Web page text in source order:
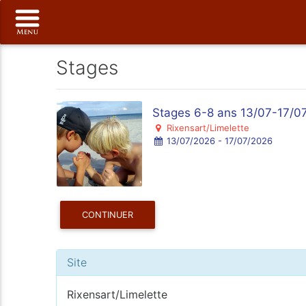
Stages
Stages 6-8 ans 13/07-17/
Rixensart/Limelette
13/07/2026 - 17/07/2026
CONTINUER
Site
Rixensart/Limelette